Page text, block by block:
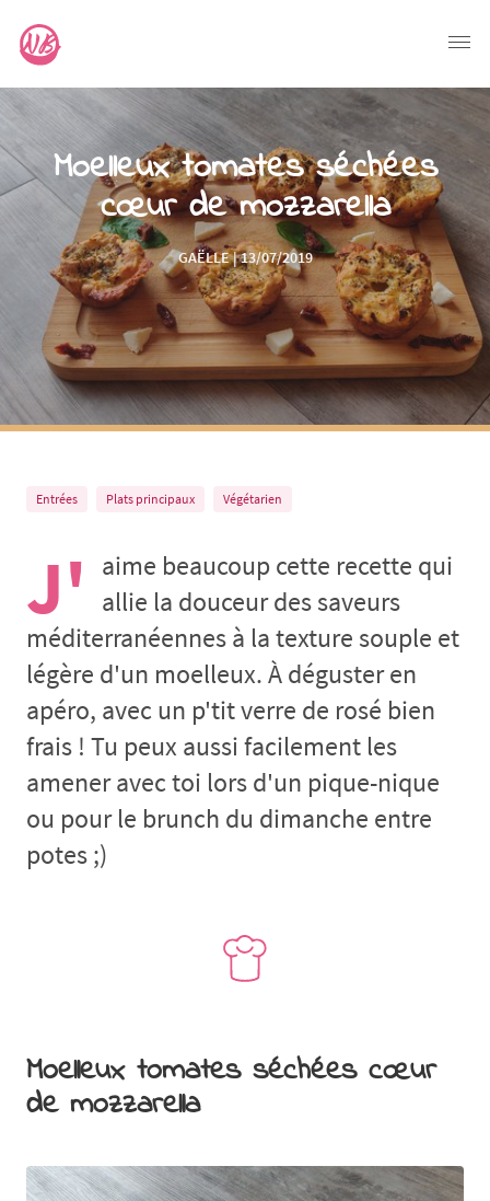
Moelleux tomates séchées
cœur de mozzarella
GAËLLE | 13/07/2019
Entrées Plats principaux Végétarien
J'
aime beaucoup cette recette qui
allie la douceur des saveurs
méditerranéennes à la texture souple et
légère d'un moelleux. À déguster en
apéro, avec un p'tit verre de rosé bien
frais ! Tu peux aussi facilement les
amener avec toi lors d'un pique-nique
ou pour le brunch du dimanche entre
potes ;)
Moelleux tomates séchées cœur
de mozzarella